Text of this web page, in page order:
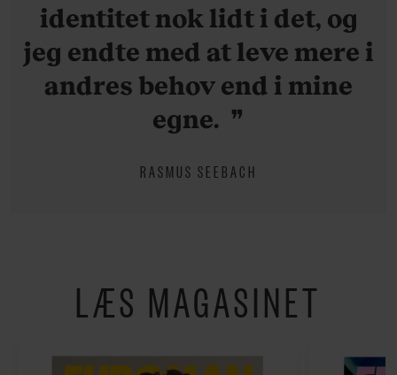
identitet nok lidt i det, og
jeg endte med at leve mere i
andres behov end i mine
egne.
RASMUS SEEBACH
LÆS MAGASINET